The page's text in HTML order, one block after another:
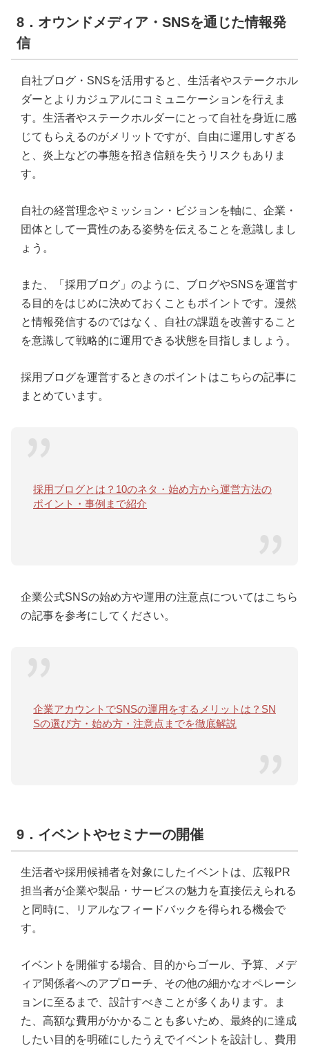
8．オウンドメディア・SNSを通じた情報発
信
自社ブログ・SNSを活用すると、生活者やステークホル
ダーとよりカジュアルにコミュニケーションを行えま
す。生活者やステークホルダーにとって自社を身近に感
じてもらえるのがメリットですが、自由に運用しすぎる
と、炎上などの事態を招き信頼を失うリスクもありま
す。
自社の経営理念やミッション・ビジョンを軸に、企業・
団体として一貫性のある姿勢を伝えることを意識しまし
ょう。
また、「採用ブログ」のように、ブログやSNSを運営す
る目的をはじめに決めておくこともポイントです。漫然
と情報発信するのではなく、自社の課題を改善すること
を意識して戦略的に運用できる状態を目指しましょう。
採用ブログを運営するときのポイントはこちらの記事に
まとめています。
採用ブログとは？10のネタ・始め方から運営方法の
ポイント・事例まで紹介
企業公式SNSの始め方や運用の注意点についてはこちら
の記事を参考にしてください。
企業アカウントでSNSの運用をするメリットは？SN
Sの選び方・始め方・注意点までを徹底解説
9．イベントやセミナーの開催
生活者や採用候補者を対象にしたイベントは、広報PR
担当者が企業や製品・サービスの魅力を直接伝えられる
と同時に、リアルなフィードバックを得られる機会で
す。
イベントを開催する場合、目的からゴール、予算、メデ
ィア関係者へのアプローチ、その他の細かなオペレーシ
ョンに至るまで、設計すべきことが多くあります。ま
た、高額な費用がかかることも多いため、最終的に達成
したい目的を明確にしたうえでイベントを設計し、費用